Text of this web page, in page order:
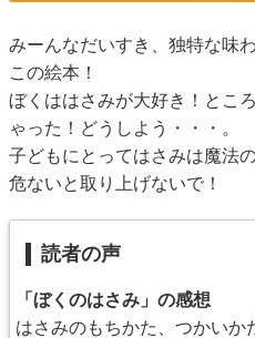
みーんなだいすき、独特な味
この絵本！
ぼくははさみが大好き！とこ
ゃった！どうしよう・・・。
子どもにとってはさみは魔法
危ないと取り上げないで！
読者の声
「ぼくのはさみ」の感想
はさみのもちかた、つかいか